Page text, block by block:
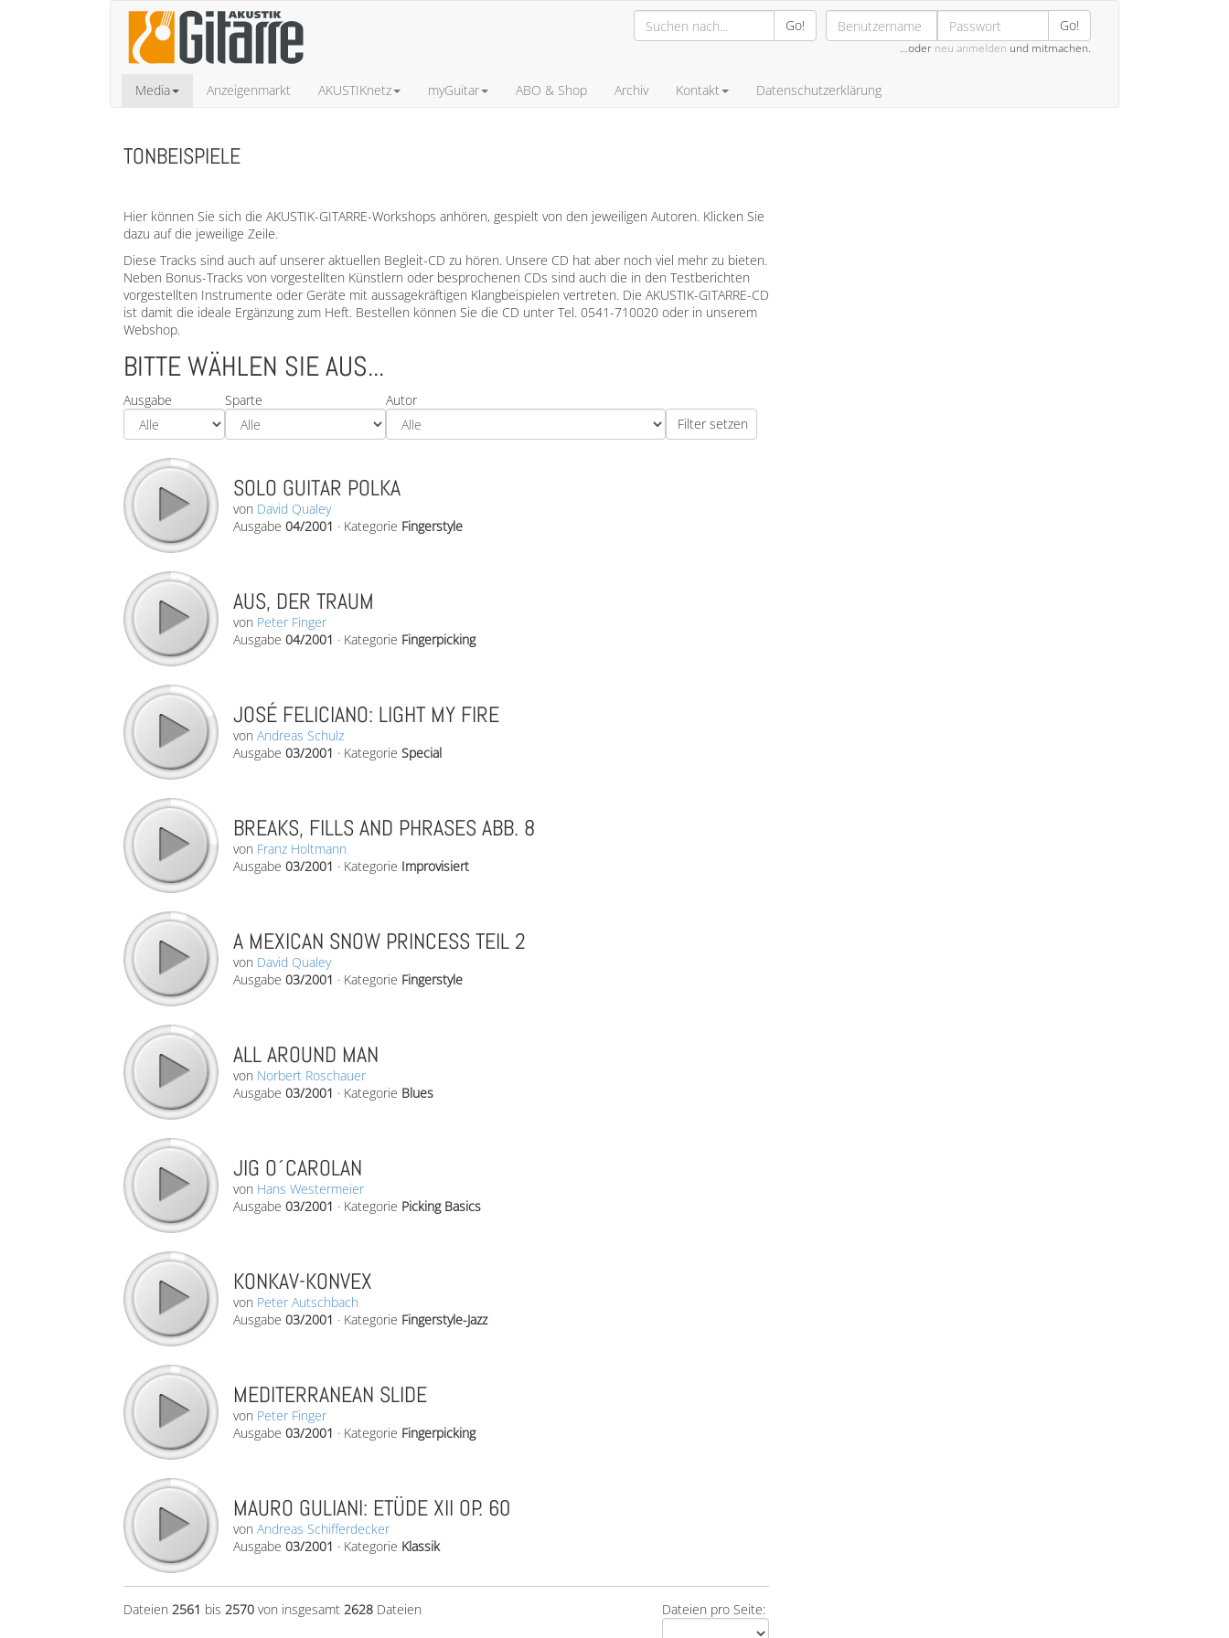
Go! Go!
…oder neu anmelden und mitmachen.
Media Anzeigenmarkt AKUSTIKnetz myGuitar ABO & Shop Archiv Kontakt Datenschutzerklärung
TONBEISPIELE
Hier können Sie sich die AKUSTIK-GITARRE-Workshops anhören, gespielt von den jeweiligen Autoren. Klicken Sie
dazu auf die jeweilige Zeile.
Diese Tracks sind auch auf unserer aktuellen Begleit-CD zu hören. Unsere CD hat aber noch viel mehr zu bieten.
Neben Bonus-Tracks von vorgestellten Künstlern oder besprochenen CDs sind auch die in den Testberichten
vorgestellten Instrumente oder Geräte mit aussagekräftigen Klangbeispielen vertreten. Die AKUSTIK-GITARRE-CD
ist damit die ideale Ergänzung zum Heft. Bestellen können Sie die CD unter Tel. 0541-710020 oder in unserem
Webshop.
BITTE WÄHLEN SIE AUS...
Ausgabe Sparte Autor
SOLO GUITAR POLKA
von David Qualey
Ausgabe 04/2001 · Kategorie Fingerstyle
AUS, DER TRAUM
von Peter Finger
Ausgabe 04/2001 · Kategorie Fingerpicking
JOSÉ FELICIANO: LIGHT MY FIRE
von Andreas Schulz
Ausgabe 03/2001 · Kategorie Special
BREAKS, FILLS AND PHRASES ABB. 8
von Franz Holtmann
Ausgabe 03/2001 · Kategorie Improvisiert
A MEXICAN SNOW PRINCESS TEIL 2
von David Qualey
Ausgabe 03/2001 · Kategorie Fingerstyle
ALL AROUND MAN
von Norbert Roschauer
Ausgabe 03/2001 · Kategorie Blues
JIG O´CAROLAN
von Hans Westermeier
Ausgabe 03/2001 · Kategorie Picking Basics
KONKAV-KONVEX
von Peter Autschbach
Ausgabe 03/2001 · Kategorie Fingerstyle-Jazz
MEDITERRANEAN SLIDE
von Peter Finger
Ausgabe 03/2001 · Kategorie Fingerpicking
MAURO GULIANI: ETÜDE XII OP. 60
von Andreas Schifferdecker
Ausgabe 03/2001 · Kategorie Klassik
Dateien pro Seite:
Dateien 2561 bis 2570 von insgesamt 2628 Dateien